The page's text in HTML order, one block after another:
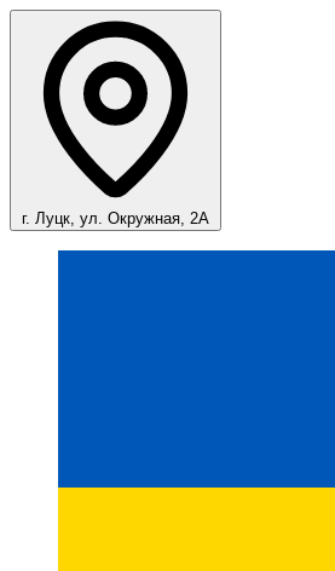
г. Луцк, ул. Окружная, 2А